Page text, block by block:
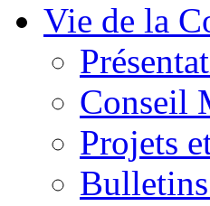
Vie de la
Conseil
Projets